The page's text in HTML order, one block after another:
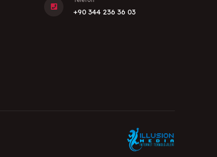
+90 344 236 36 03